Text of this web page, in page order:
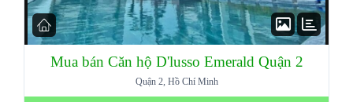
Mua bán Căn hộ D'lusso Emerald Quận 2
Quận 2, Hồ Chí Minh